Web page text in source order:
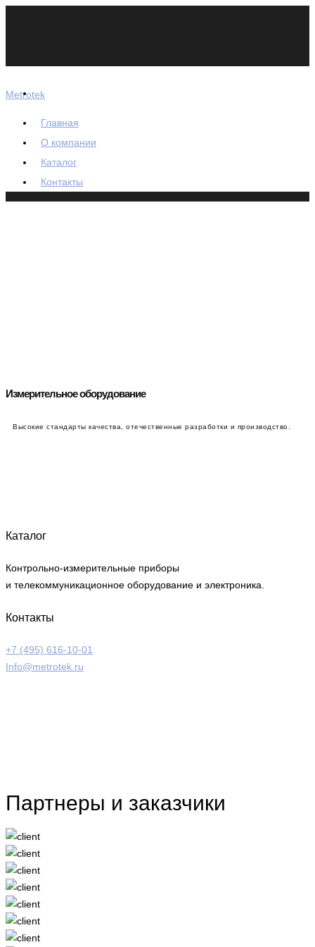
Metrotek
Главная
О компании
Каталог
Контакты
Измерительное оборудование
Высокие стандарты качества, отечественные разработки и производство.
10/40/100G
Каталог
Контрольно-измерительные приборы
и телекоммуникационное оборудование и электроника.
Контакты
+7 (495) 616-10-01
Info@metrotek.ru
Партнеры и заказчики